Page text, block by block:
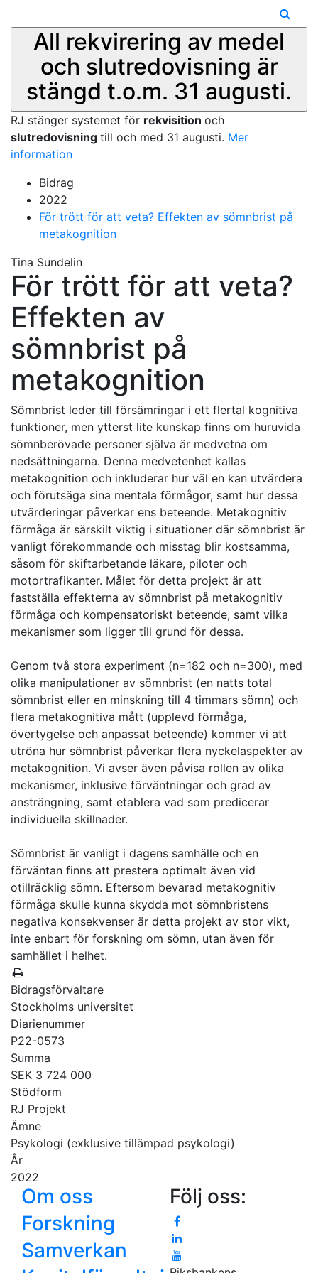
All rekvirering av medel
och slutredovisning är
stängd t.o.m. 31 augusti.
RJ stänger systemet för rekvisition och
slutredovisning till och med 31 augusti. Mer
information
Bidrag
2022
För trött för att veta? Effekten av sömnbrist på
metakognition
Tina Sundelin
För trött för att veta?
Effekten av
sömnbrist på
metakognition
Sömnbrist leder till försämringar i ett flertal kognitiva
funktioner, men ytterst lite kunskap finns om huruvida
sömnberövade personer själva är medvetna om
nedsättningarna. Denna medvetenhet kallas
metakognition och inkluderar hur väl en kan utvärdera
och förutsäga sina mentala förmågor, samt hur dessa
utvärderingar påverkar ens beteende. Metakognitiv
förmåga är särskilt viktig i situationer där sömnbrist är
vanligt förekommande och misstag blir kostsamma,
såsom för skiftarbetande läkare, piloter och
motortrafikanter. Målet för detta projekt är att
fastställa effekterna av sömnbrist på metakognitiv
förmåga och kompensatoriskt beteende, samt vilka
mekanismer som ligger till grund för dessa.
Genom två stora experiment (n=182 och n=300), med
olika manipulationer av sömnbrist (en natts total
sömnbrist eller en minskning till 4 timmars sömn) och
flera metakognitiva mått (upplevd förmåga,
övertygelse och anpassat beteende) kommer vi att
utröna hur sömnbrist påverkar flera nyckelaspekter av
metakognition. Vi avser även påvisa rollen av olika
mekanismer, inklusive förväntningar och grad av
ansträngning, samt etablera vad som predicerar
individuella skillnader.
Sömnbrist är vanligt i dagens samhälle och en
förväntan finns att prestera optimalt även vid
otillräcklig sömn. Eftersom bevarad metakognitiv
förmåga skulle kunna skydda mot sömnbristens
negativa konsekvenser är detta projekt av stor vikt,
inte enbart för forskning om sömn, utan även för
samhället i helhet.
Bidragsförvaltare
Stockholms universitet
Diarienummer
P22-0573
Summa
SEK 3 724 000
Stödform
RJ Projekt
Ämne
Psykologi (exklusive tillämpad psykologi)
År
2022
Om oss
Forskning
Samverkan
Följ oss: